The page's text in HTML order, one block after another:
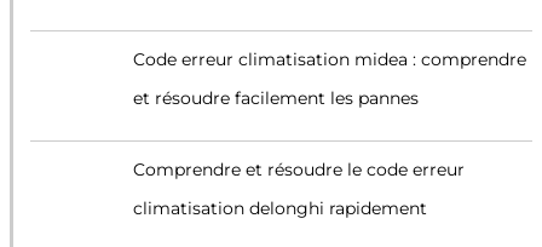
Code erreur climatisation midea : comprendre
et résoudre facilement les pannes
Comprendre et résoudre le code erreur
climatisation delonghi rapidement